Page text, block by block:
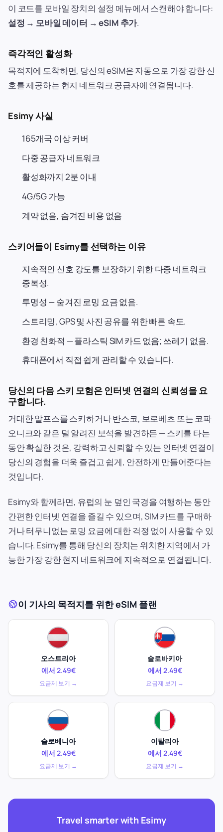
이 코드를 모바일 장치의 설정 메뉴에서 스캔해야 합니다:
설정 → 모바일 데이터 → eSIM 추가.
즉각적인 활성화
목적지에 도착하면, 당신의 eSIM은 자동으로 가장 강한 신
호를 제공하는 현지 네트워크 공급자에 연결됩니다.
Esimy 사실
165개국 이상 커버
다중 공급자 네트워크
활성화까지 2분 이내
4G/5G 가능
계약 없음, 숨겨진 비용 없음
스키어들이 Esimy를 선택하는 이유
지속적인 신호 강도를 보장하기 위한 다중 네트워크
중복성.
투명성 — 숨겨진 로밍 요금 없음.
스트리밍, GPS 및 사진 공유를 위한 빠른 속도.
환경 친화적 — 플라스틱 SIM 카드 없음; 쓰레기 없음.
휴대폰에서 직접 쉽게 관리할 수 있습니다.
당신의 다음 스키 모험은 인터넷 연결의 신뢰성을 요
구합니다.
거대한 알프스를 스키하거나 반스코, 보로베츠 또는 코파
오니크와 같은 덜 알려진 보석을 발견하든 — 스키를 타는
동안 확실한 것은, 강력하고 신뢰할 수 있는 인터넷 연결이
당신의 경험을 더욱 즐겁고 쉽게, 안전하게 만들어준다는
것입니다.
Esimy와 함께라면, 유럽의 눈 덮인 국경을 여행하는 동안
간편한 인터넷 연결을 즐길 수 있으며, SIM 카드를 구매하
거나 터무니없는 로밍 요금에 대한 걱정 없이 사용할 수 있
습니다. Esimy를 통해 당신의 장치는 위치한 지역에서 가
능한 가장 강한 현지 네트워크에 지속적으로 연결됩니다.
이 기사의 목적지를 위한 eSIM 플랜
오스트리아
에서 2.49€
요금제 보기 →
슬로바키아
에서 2.49€
요금제 보기 →
슬로베니아
에서 2.49€
요금제 보기 →
이탈리아
에서 2.49€
요금제 보기 →
Travel smarter with Esimy